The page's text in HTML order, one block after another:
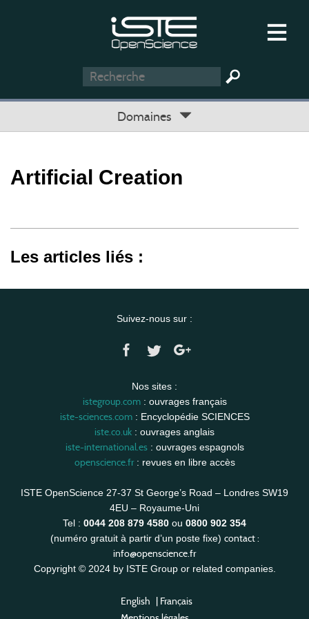
Domaines
Artificial Creation
Les articles liés :
Suivez-nous sur :
Nos sites :
istegroup.com: ouvrages français
iste-sciences.com: Encyclopédie SCIENCES
iste.co.uk : ouvrages anglais
iste-international.es: ouvrages espagnols
openscience.fr: revues en libre accès
ISTE OpenScience 27-37 St George’s Road – Londres SW19
4EU – Royaume-Uni
Tel : 0044 208 879 4580 ou 0800 902 354
(numéro gratuit à partir d’un poste fixe) contact :
info@openscience.fr
Copyright © 2024 by ISTE Group or related companies.
English | Français